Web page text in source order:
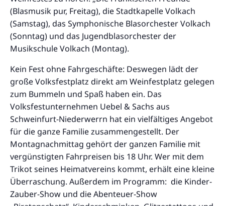
(Blasmusik pur, Freitag), die Stadtkapelle Volkach
(Samstag), das Symphonische Blasorchester Volkach
(Sonntag) und das Jugendblasorchester der
Musikschule Volkach (Montag).
Kein Fest ohne Fahrgeschäfte: Deswegen lädt der
große Volksfestplatz direkt am Weinfestplatz gelegen
zum Bummeln und Spaß haben ein. Das
Volksfestunternehmen Uebel & Sachs aus
Schweinfurt-Niederwerrn hat ein vielfältiges Angebot
für die ganze Familie zusammengestellt. Der
Montagnachmittag gehört der ganzen Familie mit
vergünstigten Fahrpreisen bis 18 Uhr. Wer mit dem
Trikot seines Heimatvereins kommt, erhält eine kleine
Überraschung. Außerdem im Programm: die Kinder-
Zauber-Show und die Abenteuer-Show